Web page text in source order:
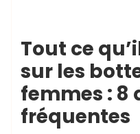
Tout ce
sur les
femmes : 8
fréquentes